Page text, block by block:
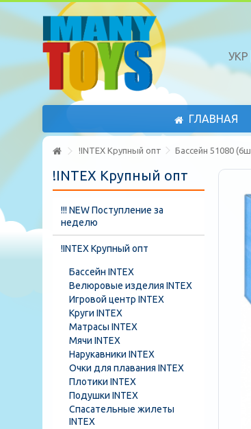
УКР
ГЛАВНАЯ
!INTEX Крупный опт Бассейн 51080
!INTEX Крупный опт
!!! NEW Поступление за
неделю
!INTEX Крупный опт
Бассейн INTEX
Велюровые изделия INTEX
Игровой центр INTEX
Круги INTEX
Матрасы INTEX
Мячи INTEX
Нарукавники INTEX
Очки для плавания INTEX
Плотики INTEX
Подушки INTEX
Спасательные жилеты
INTEX